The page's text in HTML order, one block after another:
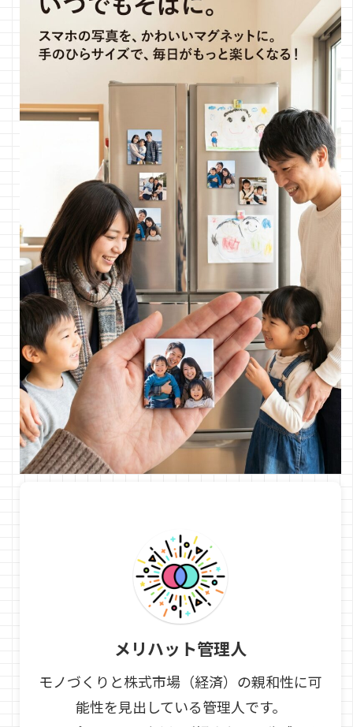
メリハット管理人
モノづくりと株式市場（経済）の親和性に可
能性を見出している管理人です。